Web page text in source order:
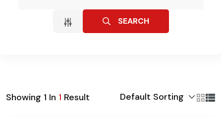
SEARCH
Showing 1 In 1 Result Default Sorting